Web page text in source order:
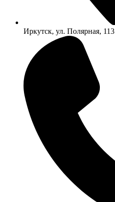
Иркутск, ул. Полярная, 113